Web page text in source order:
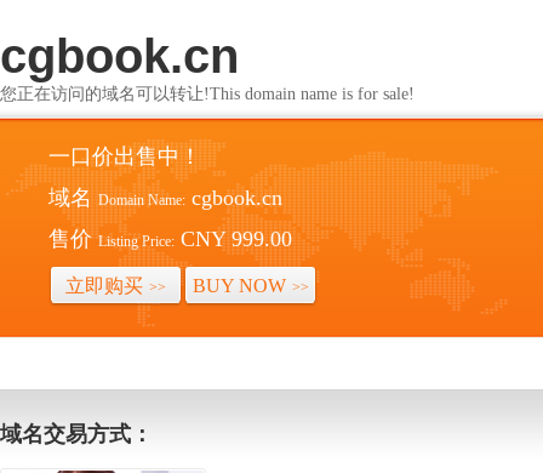
cgbook.cn
您正在访问的域名可以转让!This domain name is for sale!
一口价出售中！
域名 Domain Name: cgbook.cn
售价 Listing Price: CNY 999.00
立即购买 >> BUY NOW >>
域名交易方式：